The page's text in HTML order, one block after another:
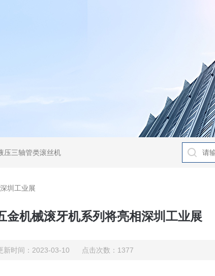
压三轴管类滚丝机
圳工业展
金机械滚牙机系列将亮相深圳工业展
新时间：2023-03-10 点击次数：1377